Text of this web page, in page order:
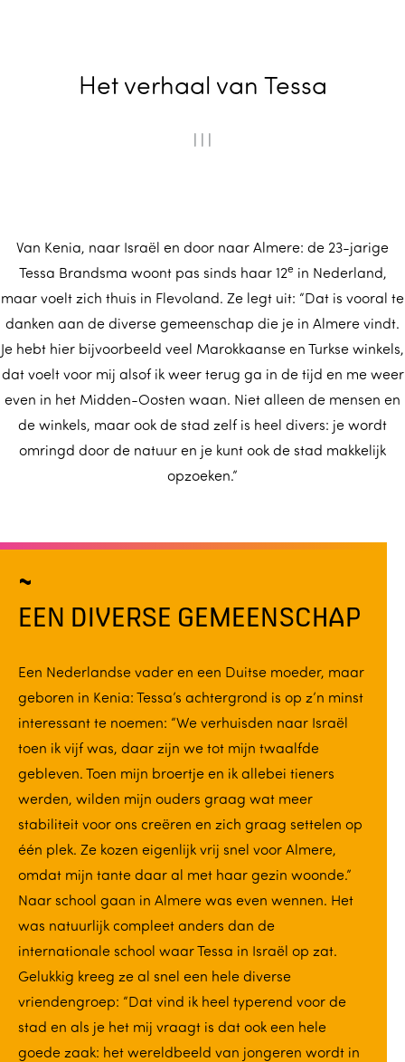
Het verhaal van Tessa
Van Kenia, naar Israël en door naar Almere: de 23-jarige
Tessa Brandsma woont pas sinds haar 12e in Nederland,
maar voelt zich thuis in Flevoland. Ze legt uit: “Dat is vooral te
danken aan de diverse gemeenschap die je in Almere vindt.
Je hebt hier bijvoorbeeld veel Marokkaanse en Turkse winkels,
dat voelt voor mij alsof ik weer terug ga in de tijd en me weer
even in het Midden-Oosten waan. Niet alleen de mensen en
de winkels, maar ook de stad zelf is heel divers: je wordt
omringd door de natuur en je kunt ook de stad makkelijk
opzoeken.”
EEN DIVERSE GEMEENSCHAP
Een Nederlandse vader en een Duitse moeder, maar
geboren in Kenia: Tessa’s achtergrond is op z’n minst
interessant te noemen: “We verhuisden naar Israël
toen ik vijf was, daar zijn we tot mijn twaalfde
gebleven. Toen mijn broertje en ik allebei tieners
werden, wilden mijn ouders graag wat meer
stabiliteit voor ons creëren en zich graag settelen op
één plek. Ze kozen eigenlijk vrij snel voor Almere,
omdat mijn tante daar al met haar gezin woonde.”
Naar school gaan in Almere was even wennen. Het
was natuurlijk compleet anders dan de
internationale school waar Tessa in Israël op zat.
Gelukkig kreeg ze al snel een hele diverse
vriendengroep: “Dat vind ik heel typerend voor de
stad en als je het mij vraagt is dat ook een hele
goede zaak: het wereldbeeld van jongeren wordt in